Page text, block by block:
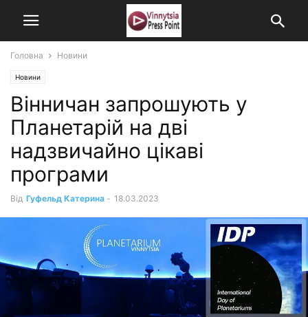
Головна Новини
Новини
Вінничан запрошують у
Планетарій на дві
надзвичайно цікаві
програми
Від Гуфельд Катерина - 18.03.2023